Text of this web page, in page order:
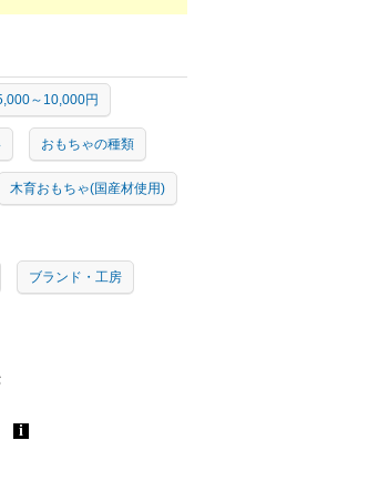
～10,000円
おもちゃの種類
木育おもちゃ(国産材使用)
ブランド・工房